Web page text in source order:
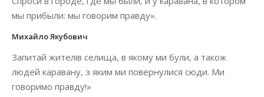
мы прибыли: мы говорим правду».
Михайло Якубович
Запитай жителів селища, в якому ми були, а також
людей каравану, з яким ми повернулися сюди. Ми
говоримо правду!»